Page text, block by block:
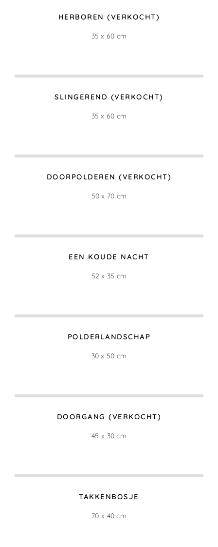
HERBOREN (VERKOCHT)
35 x 60 cm
SLINGEREND (VERKOCHT)
35 x 60 cm
DOORPOLDEREN (VERKOCHT)
50 x 70 cm
EEN KOUDE NACHT
52 x 35 cm
POLDERLANDSCHAP
30 x 50 cm
DOORGANG (VERKOCHT)
45 x 30 cm
TAKKENBOSJE
70 x 40 cm